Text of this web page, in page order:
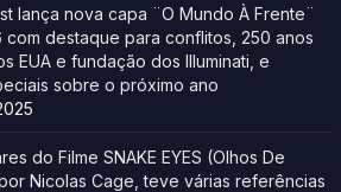
lança nova capa ¨O Mundo À Frente¨
destaque para conflitos, 250 anos
EUA e fundação dos Illuminati, e
sobre o próximo ano
do Filme SNAKE EYES (Olhos De
Nicolas Cage, teve várias referências